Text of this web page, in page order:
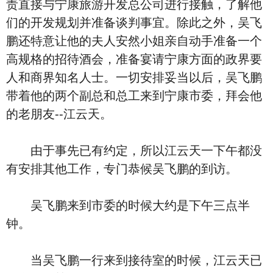
责直接与宁康旅游开发总公司进行接触，了解他
们的开发规划并准备谈判事宜。除此之外，吴飞
鹏还特意让他的夫人安然小姐亲自动手准备一个
高规格的招待酒会，准备宴请宁康方面的政界要
人和商界知名人士。一切安排妥当以后，吴飞鹏
带着他的两个副总和总工来到宁康市委，拜会他
的老朋友--江云天。
由于事先已有约定，所以江云天一下午都没
有安排其他工作，专门恭候吴飞鹏的到访。
吴飞鹏来到市委的时候大约是下午三点半
钟。
当吴飞鹏一行来到接待室的时候，江云天已